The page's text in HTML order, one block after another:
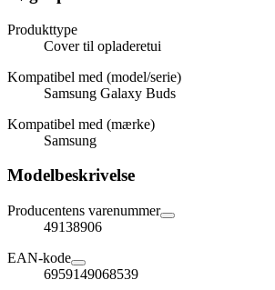
Produkttype
Cover til opladeretui
Kompatibel med (model/serie)
Samsung Galaxy Buds
Kompatibel med (mærke)
Samsung
Modelbeskrivelse
Producentens varenummer
49138906
EAN-kode
6959149068539